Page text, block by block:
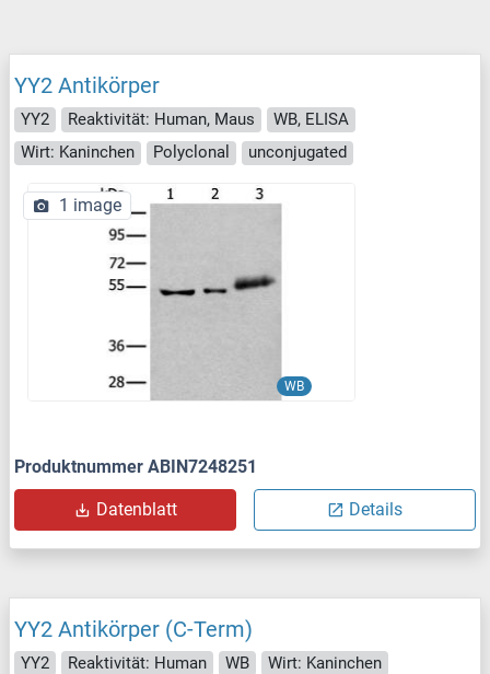
YY2 Antikörper
YY2 Reaktivität: Human, Maus
WB, ELISA
Wirt: Kaninchen
Polyclonal unconjugated
WB
1 image
Produktnummer ABIN7248251
Datenblatt Details
YY2 Antikörper (C-Term)
YY2 Reaktivität: Human WB
Wirt: Kaninchen